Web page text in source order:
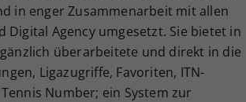
in enger Zusammenarbeit mit allen
Agency umgesetzt. Sie bietet in
überarbeitete und direkt in die
Ligazugriffe, Favoriten, ITN-
Number; ein System zur